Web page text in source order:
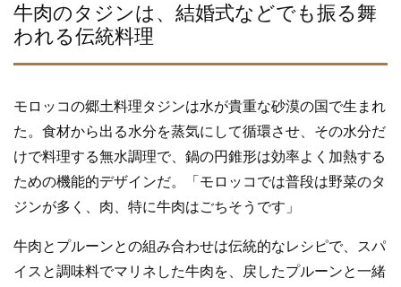
牛肉のタジンは、結婚式などでも振る舞
われる伝統料理
モロッコの郷土料理タジンは水が貴重な砂漠の国で生まれ
た。食材から出る水分を蒸気にして循環させ、その水分だ
けで料理する無水調理で、鍋の円錐形は効率よく加熱する
ための機能的デザインだ。「モロッコでは普段は野菜のタ
ジンが多く、肉、特に牛肉はごちそうです」
牛肉とプルーンとの組み合わせは伝統的なレシピで、スパ
イスと調味料でマリネした牛肉を、戻したプルーンと一緒